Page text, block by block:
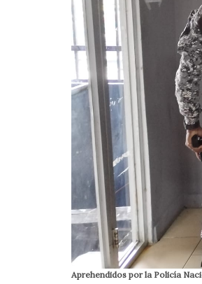
Aprehendidos por la Policía